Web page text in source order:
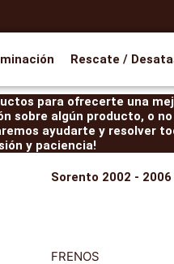
Rescate /
para ofrecerte una
algún producto, o
ayudarte y resolver
y paciencia!
Sorento 2002 - 2006
FRENOS